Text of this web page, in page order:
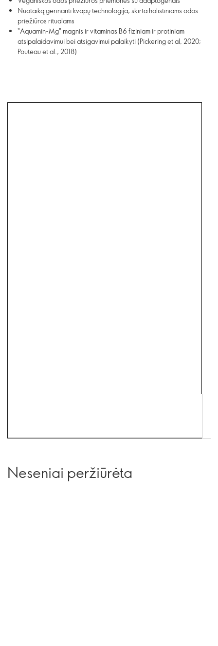
Nuotaiką gerinanti kvapų technologija, skirta holistiniams odos
priežiūros ritualams
"Aquamin-Mg" magnis ir vitaminas B6 fiziniam ir protiniam
atsipalaidavimui bei atsigavimui palaikyti (Pickering et al, 2020;
Pouteau et al., 2018)
Neseniai peržiūrėta